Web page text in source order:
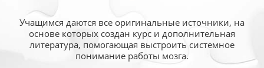
Учащимся даются все оригинальные источники, на
основе которых создан курс и дополнительная
литература, помогающая выстроить системное
понимание работы мозга.